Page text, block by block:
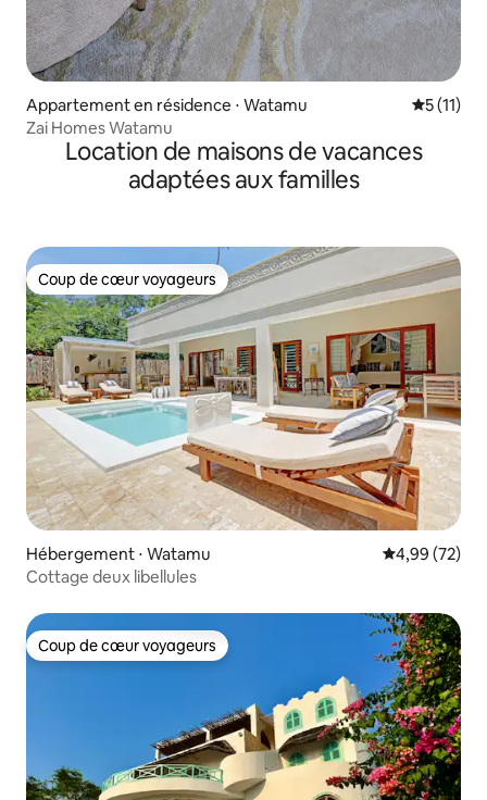
Appartement en résidence ⋅ Watamu
5 (11)
Zai Homes Watamu
Location de maisons de vacances
adaptées aux familles
Coup de cœur voyageurs
Coup de cœur voyageurs
Hébergement ⋅ Watamu Évaluation
4,99 (72)
Cottage deux libellules
Coup de cœur voyageurs
Coup de cœur voyageurs